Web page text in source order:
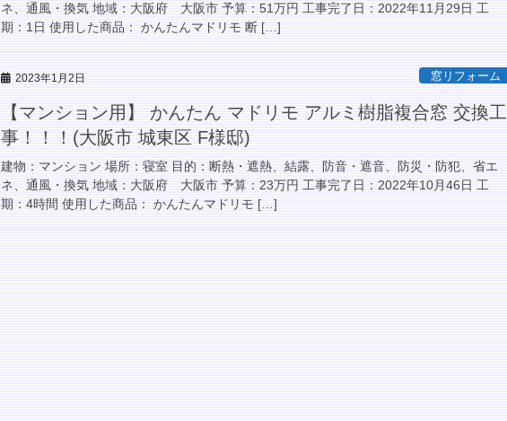
ネ、通風・換気 地域：大阪府 大阪市 予算：51万円 工事完了日：2022年11月29日 工
期：1日 使用した商品： かんたんマドリモ 断 […]
2023年1月2日 窓リフォーム
【マンション用】 かんたん マドリモ アルミ樹脂複合窓 交換工
事！！！(大阪市 城東区 F様邸)
建物：マンション 場所：寝室 目的：断熱・遮熱、結露、防音・遮音、防災・防犯、省エ
ネ、通風・換気 地域：大阪府 大阪市 予算：23万円 工事完了日：2022年10月46日 工
期：4時間 使用した商品： かんたんマドリモ […]